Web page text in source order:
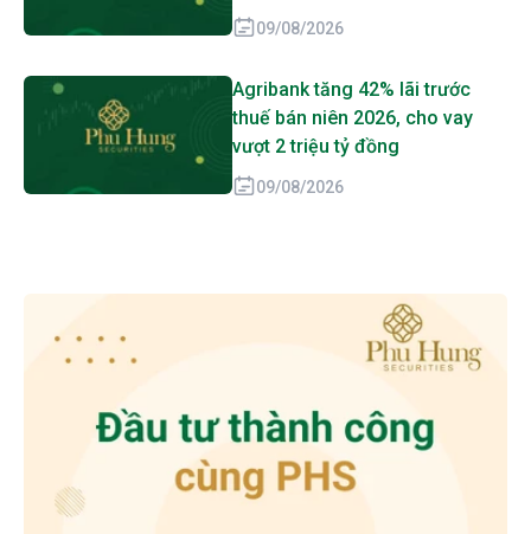
09/08/2026
Agribank tăng 42% lãi trước
thuế bán niên 2026, cho vay
vượt 2 triệu tỷ đồng
09/08/2026